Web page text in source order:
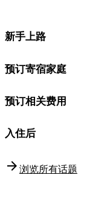
新手上路
预订寄宿家庭
预订相关费用
入住后
arrow_forward浏览所有话题